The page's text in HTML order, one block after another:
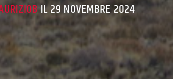
IL 29 NOVEMBRE 2024